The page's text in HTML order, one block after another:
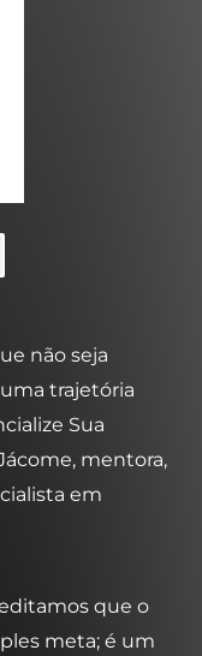
não seja
trajetória
Sua
mentora,
em
que o
meta; é um